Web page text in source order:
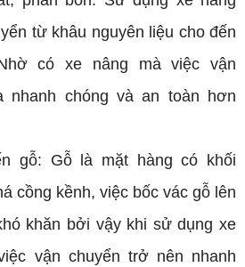
từ khâu nguyên liệu cho đến
có xe nâng mà việc vận
nhanh chóng và an toàn hơn
gỗ: Gỗ là mặt hàng có khối
cồng kềnh, việc bốc vác gỗ lên
khăn bởi vậy khi sử dụng xe
vận chuyển trở nên nhanh